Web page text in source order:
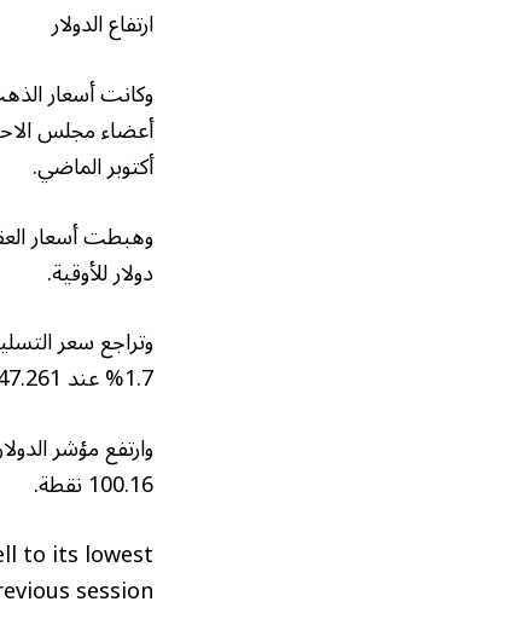
ارتفاع الدولار
وكانت أسعار
أعضاء مجلس
أكتوبر الماضي.
دولار للأوقية.
1.7% عند 47.261 دولاراً للأوقية.
100.16 نقطة.
to its lowest
session.